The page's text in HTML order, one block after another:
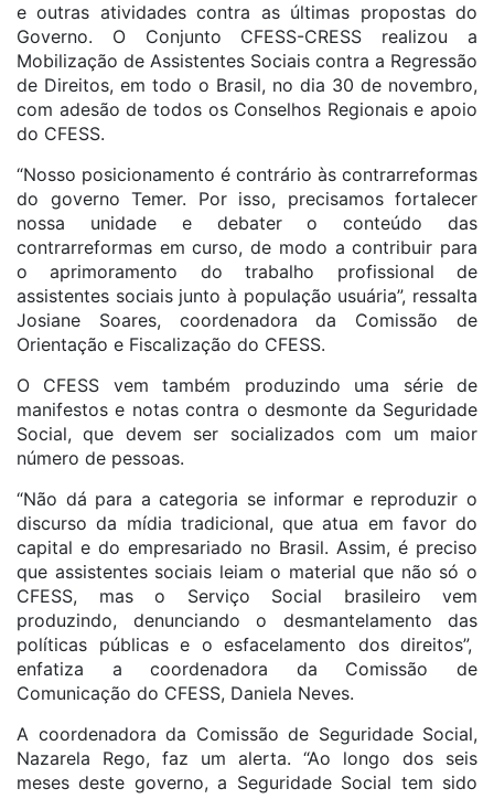
e outras atividades contra as últimas propostas do
Governo. O Conjunto CFESS-CRESS realizou a
Mobilização de Assistentes Sociais contra a Regressão
de Direitos, em todo o Brasil, no dia 30 de novembro,
com adesão de todos os Conselhos Regionais e apoio
do CFESS.
“Nosso posicionamento é contrário às contrarreformas
do governo Temer. Por isso, precisamos fortalecer
nossa unidade e debater o conteúdo das
contrarreformas em curso, de modo a contribuir para
o aprimoramento do trabalho profissional de
assistentes sociais junto à população usuária”, ressalta
Josiane Soares, coordenadora da Comissão de
Orientação e Fiscalização do CFESS.
O CFESS vem também produzindo uma série de
manifestos e notas contra o desmonte da Seguridade
Social, que devem ser socializados com um maior
número de pessoas.
“Não dá para a categoria se informar e reproduzir o
discurso da mídia tradicional, que atua em favor do
capital e do empresariado no Brasil. Assim, é preciso
que assistentes sociais leiam o material que não só o
CFESS, mas o Serviço Social brasileiro vem
produzindo, denunciando o desmantelamento das
políticas públicas e o esfacelamento dos direitos”,
enfatiza a coordenadora da Comissão de
Comunicação do CFESS, Daniela Neves.
A coordenadora da Comissão de Seguridade Social,
Nazarela Rego, faz um alerta. “Ao longo dos seis
meses deste governo, a Seguridade Social tem sido